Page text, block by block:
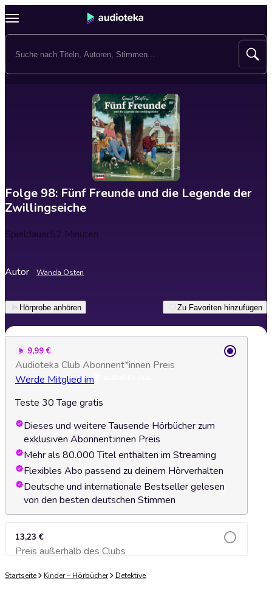
Folge 98: Fünf Freunde und die Legende der
Zwillingseiche
Spieldauer52 Minuten
Autor Wanda Osten
Hörprobe anhören Zu Favoriten hinzufügen
9,99 €
Audioteka Club Abonnent*innen Preis
Werde Mitglied im
Teste 30 Tage gratis
Dieses und weitere Tausende Hörbücher zum
exklusiven Abonnent:innen Preis
Mehr als 80.000 Titel enthalten im Streaming
Flexibles Abo passend zu deinem Hörverhalten
Deutsche und internationale Bestseller gelesen
von den besten deutschen Stimmen
13,23 €
Preis außerhalb des ClubsZum Warenkorb hinzufügen
Startseite Kinder – Hörbücher Detektive